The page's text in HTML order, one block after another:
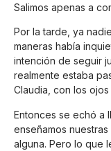
Salimos apenas a
Por la tarde, ya
maneras había
intención de seguir
realmente estaba
Claudia, con los
Entonces se echó a
enseñamos
alguna. Pero lo que